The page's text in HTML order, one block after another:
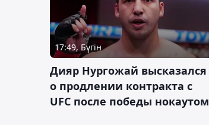
17:49, Бүгін
Дияр Нургожай высказался
о продлении контракта с
UFC после победы нокаутом